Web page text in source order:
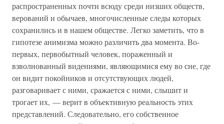
распространенных почти всюду среди низших обществ,
верований и обычаев, многочисленные следы которых
сохранились и в нашем обществе. Легко заметить, что в
гипотезе анимизма можно различить два момента. Во-
первых, первобытный человек, пораженный и
взволнованный видениями, являющимися ему во сне, где
он видит покойников и отсутствующих людей,
разговаривает с ними, сражается с ними, слышит и
трогает их, — верит в объективную реальность этих
представлений. Следовательно, его собственное